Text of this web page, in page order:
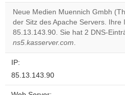
Neue Medien Muennich Gmbh
der Sitz des Apache Servers. Ihre
85.13.143.90. Sie hat 2 DNS-
ns5.kasserver.com.
IP:
85.13.143.90